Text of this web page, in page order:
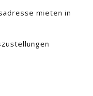
mieten in